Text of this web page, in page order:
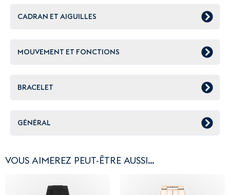
CADRAN ET AIGUILLES
MOUVEMENT ET FONCTIONS
BRACELET
GÉNÉRAL
VOUS AIMEREZ PEUT-ÊTRE AUSSI…